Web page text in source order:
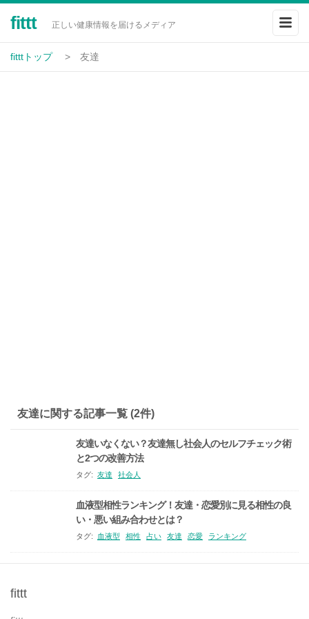
fittt 正しい健康情報を届けるメディア
fitttトップ 友達
友達に関する記事一覧 (2件)
友達いなくない？友達無し社会人のセルフチェック術
と2つの改善方法
タグ: 友達 社会人
血液型相性ランキング！友達・恋愛別に見る相性の良
い・悪い組み合わせとは？
タグ: 血液型 相性 占い 友達 恋愛 ランキング
fittt